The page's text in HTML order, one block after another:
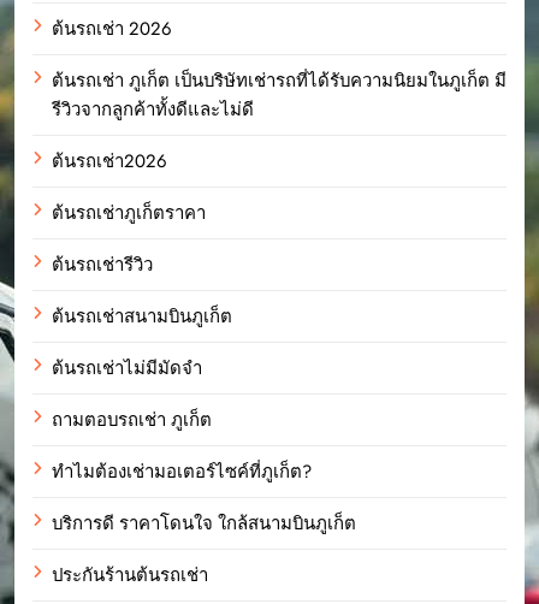
ต้นรถเช่า 2026
ต้นรถเช่า ภูเก็ต เป็นบริษัทเช่ารถที่ได้รับความนิยมในภูเก็ต มี
รีวิวจากลูกค้าทั้งดีและไม่ดี
ต้นรถเช่า2026
ต้นรถเช่าภูเก็ตราคา
ต้นรถเช่ารีวิว
ต้นรถเช่าสนามบินภูเก็ต
ต้นรถเช่าไม่มีมัดจำ
ถามตอบรถเช่า ภูเก็ต
ทำไมต้องเช่ามอเตอร์ไซค์ที่ภูเก็ต?
บริการดี ราคาโดนใจ ใกล้สนามบินภูเก็ต
ประกันร้านต้นรถเช่า